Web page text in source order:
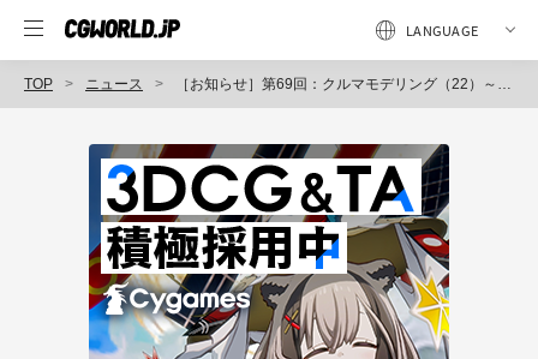
TOP ニュース ［お知らせ］第69回：クルマモデリング（22）～ディティールアップ（2）～が配信開始（BlenderでCGをはじめよう！ゼロから学ぶ3DCG教室）